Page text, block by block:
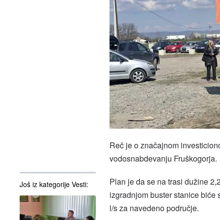
Još iz kategorije Vesti:
Reč je o značajnom
vodosnabdevanju Fruškogorja.
Plan je da se na trasi dužine
izgradnjom buster stanice
l/s za navedeno područje.